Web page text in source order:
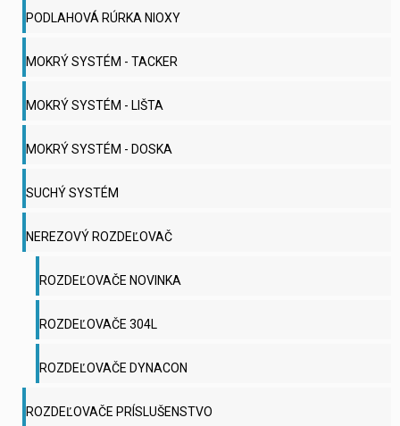
PODLAHOVÁ RÚRKA NIOXY
MOKRÝ SYSTÉM - TACKER
MOKRÝ SYSTÉM - LIŠTA
MOKRÝ SYSTÉM - DOSKA
SUCHÝ SYSTÉM
NEREZOVÝ ROZDEĽOVAČ
ROZDEĽOVAČE NOVINKA
ROZDEĽOVAČE 304L
ROZDEĽOVAČE DYNACON
ROZDEĽOVAČE PRÍSLUŠENSTVO